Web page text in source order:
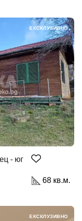
- юг
68 кв.м.
ЕКСКЛУЗИВНО
ЕКСКЛУЗИВНО